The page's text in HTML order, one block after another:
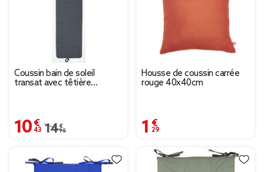
Coussin bain de soleil
transat avec têtière
10,43 €
Prix remisé de 14,90 € à 10,43 €
14,90 €
Housse de coussin carrée
rouge 40x40cm
1,29 €